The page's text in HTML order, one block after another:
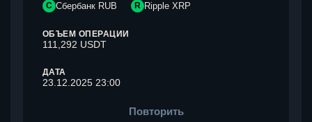
С Сбербанк RUB R Ripple XRP
ОБЪЕМ ОПЕРАЦИИ
111,292 USDT
ДАТА
23.12.2025 23:00
Повторить